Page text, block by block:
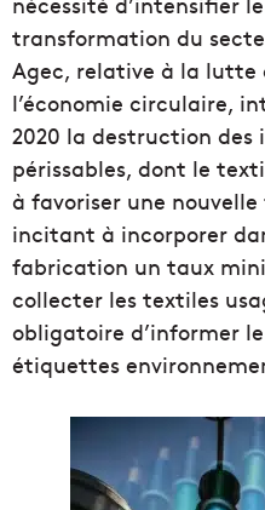
transformation du
Agec, relative à la lutte
l’économie circulaire,
2020 la destruction des
périssables, dont le
à favoriser une
incitant à incorporer
fabrication un taux
collecter les textiles
obligatoire d’informer
étiquettes